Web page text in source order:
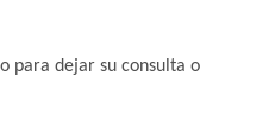
para dejar su consulta o